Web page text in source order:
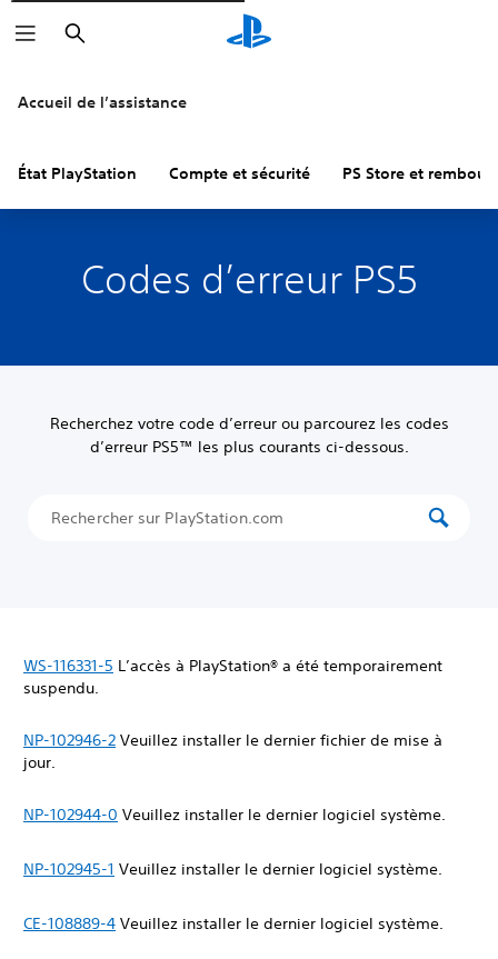
Rechercher
Accueil de l’assistance
État PlayStation Compte et sécurité PS Store et
Codes d’erreur PS5
Recherchez votre code d’erreur ou parcourez les codes
d’erreur PS5™ les plus courants ci-dessous.
WS-116331-5 L’accès à PlayStation® a été temporairement
suspendu.
NP-102946-2 Veuillez installer le dernier fichier de mise à
jour.
NP-102944-0 Veuillez installer le dernier logiciel système.
NP-102945-1 Veuillez installer le dernier logiciel système.
CE-108889-4 Veuillez installer le dernier logiciel système.